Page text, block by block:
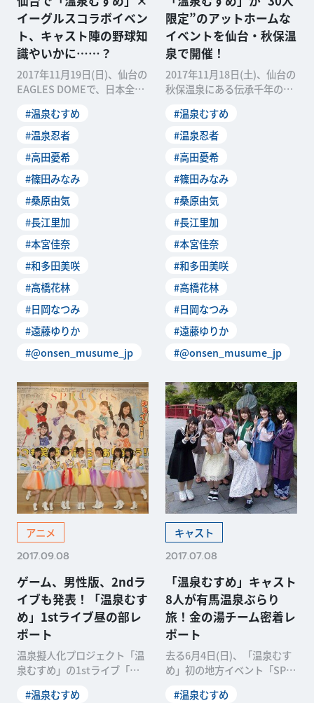
イーグルスコラボイベン
ト、キャスト陣の野球知
識やいかに……？
2017年11月19日(日)、仙台の
EAGLES DOMEで、日本全国
ラク
#温泉むすめ
#温泉忍者
#高田憂希
#篠田みなみ
#桑原由気
#長江里加
#本宮佳奈
#和多田美咲
#高橋花林
#日岡なつみ
#遠藤ゆりか
#@onsen_musume_jp
限定”のアットホームな
イベントを仙台・秋保温
泉で開催！
2017年11月18日(土)、仙台の
秋保温泉にある伝承千年の宿
クイベント
#温泉むすめ
#温泉忍者
#高田憂希
#篠田みなみ
#桑原由気
#長江里加
#本宮佳奈
#和多田美咲
#高橋花林
#日岡なつみ
#遠藤ゆりか
#@onsen_musume_jp
アニメ
2017.09.08
ゲーム、男性版、2ndラ
イブも発表！「温泉むす
め」1stライブ昼の部レ
ポート
温泉擬人化プロジェクト「温
泉むすめ」の1stライブ「温
#温泉むすめ
キャスト
2017.07.08
「温泉むすめ」キャスト
8人が有馬温泉ぶらり
旅！金の湯チーム密着レ
ポート
去る6月4日(日)、「温泉むす
め」初の地方イベント「SPE
#温泉むすめ